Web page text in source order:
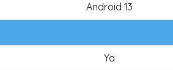
Android 13
Ya